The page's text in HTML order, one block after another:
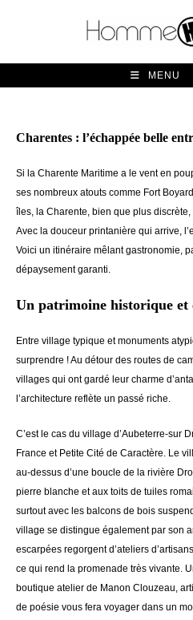
MENU
Charentes : l’échappée belle
Si la Charente Maritime a le vent en
ses nombreux atouts comme Fort
îles, la Charente, bien que plus
Avec la douceur printanière qui arrive,
Voici un itinéraire mêlant gastronomie,
dépaysement garanti.
Un patrimoine historique et
Entre village typique et monuments
surprendre ! Au détour des routes de
villages qui ont gardé leur charme
l’architecture reflète un passé riche.
C’est le cas du village d’Aubeterre-sur
France et Petite Cité de Caractère. Le
au-dessus d’une boucle de la rivière
pierre blanche et aux toits de tuiles
surtout avec les balcons de bois
village se distingue également par son
escarpées regorgent d’ateliers
ce qui rend la promenade très vivante.
boutique atelier de Manon Clouzeau,
de poésie vous fera voyager dans un